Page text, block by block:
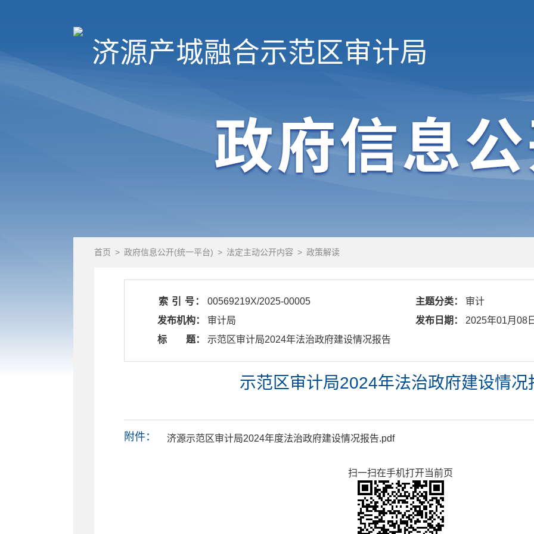
济源产城融合示范区审计局
首页 > 政府信息公开(统一平台) > 法定主动公开内容 > 政策解读
索 引 号： 00569219X/2025-00005 主题分类：
审计
发布机构：
审计局 发布日期：
2025年01月08
标 题：
​ 示范区审计局2024年法治政府建设情况报告
示范区审计局2024年法治政府建设情况
附件： 济源示范区审计局2024年度法治政府建设情况报告.pdf
扫一扫在手机打开当前页